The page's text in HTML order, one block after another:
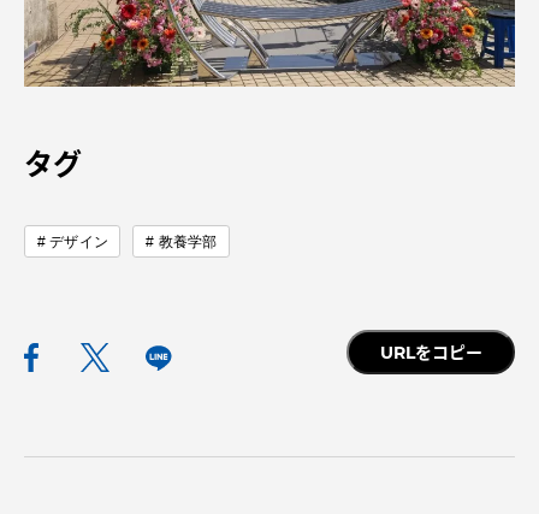
タグ
デザイン 教養学部
URLをコピー
在学生・保護者向けポータル（TIPS）